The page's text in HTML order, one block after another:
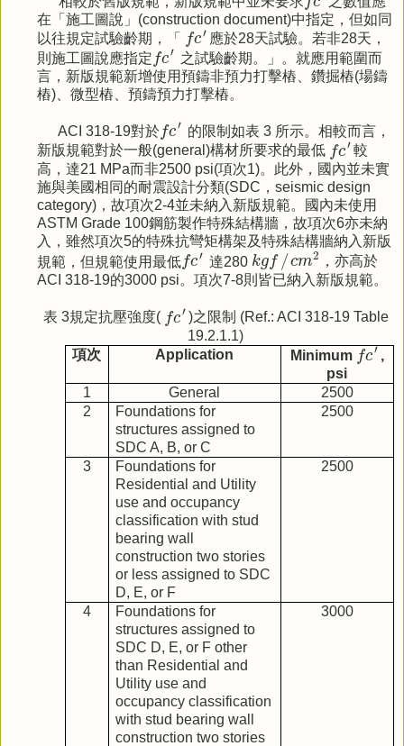
在「施工圖說」(construction document)中指定，但如同
以往規定試驗齡期，「
fc′
fc′ 應於28天試驗。若非28天，
則施工圖說應指定 fc′
c
之試驗齡期。」。就應用範圍而
言，新版規範新增使用預鑄非預力打擊樁、鑽掘樁(場鑄
樁)、微型樁、預鑄預力打擊樁。
ACI 318-19對於fc′
c
的限制如表 3 所示。相較而言，
新版規範對於一般(general)構材所要求的最低 fc′
fc′ 較
高，達21 MPa而非2500 psi(項次1)。此外，國內並未實
施與美國相同的耐震設計分類(SDC，seismic design
category)，故項次2-4並未納入新版規範。國內未使用
ASTM Grade 100鋼筋製作特殊結構牆，故項次6亦未納
入，雖然項次5的特殊抗彎矩構架及特殊結構牆納入新版
規範，但規範使用最低fc′
fc 達280 kgf /cm2
kgf/cm2
，亦高於
ACI 318-19的3000 psi。項次7-8則皆已納入新版規範。
表 3規定抗壓強度( fc′
c
)之限制 (Ref.: ACI 318-19 Table
19.2.1.1)
項次
Application Minimum fc′
fc′ ,
psi
1
General
2500
2
Foundations for
structures assigned to
SDC A, B, or C
2500
3
Foundations for
Residential and Utility
use and occupancy
classification with stud
bearing wall
construction two stories
or less assigned to SDC
D, E, or F
2500
4
Foundations for
structures assigned to
SDC D, E, or F other
than Residential and
Utility use and
occupancy classification
with stud bearing wall
construction two stories
3000